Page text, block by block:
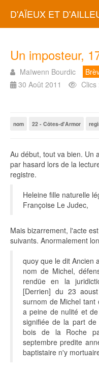
D'AÏEUX ET
Un imposteur,
Maïwenn Bourdic
30 Août 2011
Clics
nom 22 - Côtes-d'Armor
Au début, tout va bien. Un
par hasard lors de la
registre.
Heleine fille naturelle
Françoise Le Judec,
Mais bizarrement, l'acte
suivants. Anormalement
quoy que le dit Ancien
nom de Michel,
rendüe en la
[Derrien] du 23
surnom de Michel tant
a peine de nulité et
signifiée de la part de
bois de la Roche
septembre predite
baptistaire n'y